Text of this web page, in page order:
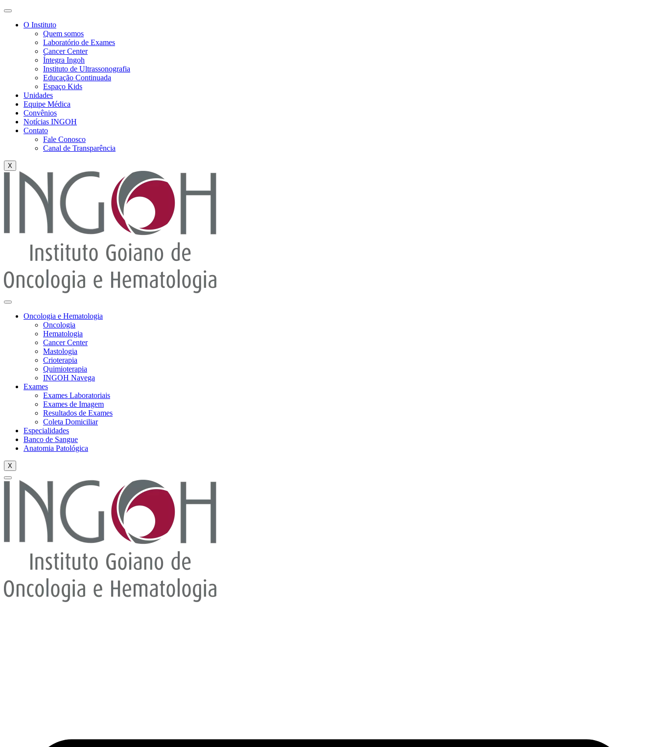
O Instituto
Quem somos
Laboratório de Exames
Cancer Center
Íntegra Ingoh
Instituto de Ultrassonografia
Educação Continuada
Espaço Kids
Unidades
Equipe Médica
Convênios
Notícias INGOH
Contato
Fale Conosco
Canal de Transparência
X
Oncologia e Hematologia
Oncologia
Hematologia
Cancer Center
Mastologia
Crioterapia
Quimioterapia
INGOH Navega
Exames
Exames Laboratoriais
Exames de Imagem
Resultados de Exames
Coleta Domiciliar
Especialidades
Banco de Sangue
Anatomia Patológica
X